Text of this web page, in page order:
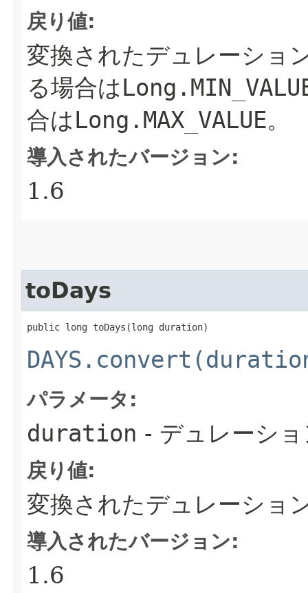
戻り値:
変換されたデュレーショ
る場合は
合はLong.MAX_VALUE。
導入されたバージョン:
1.6
toDays
public long toDays​(long duration)
パラメータ:
duration - デュレーシ
戻り値:
変換されたデュレーショ
導入されたバージョン:
1.6